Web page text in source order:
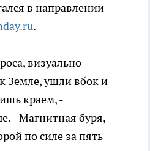
в направлении
.
визуально
Земле, ушли вбок и
краем, -
- Магнитная буря,
по силе за пять